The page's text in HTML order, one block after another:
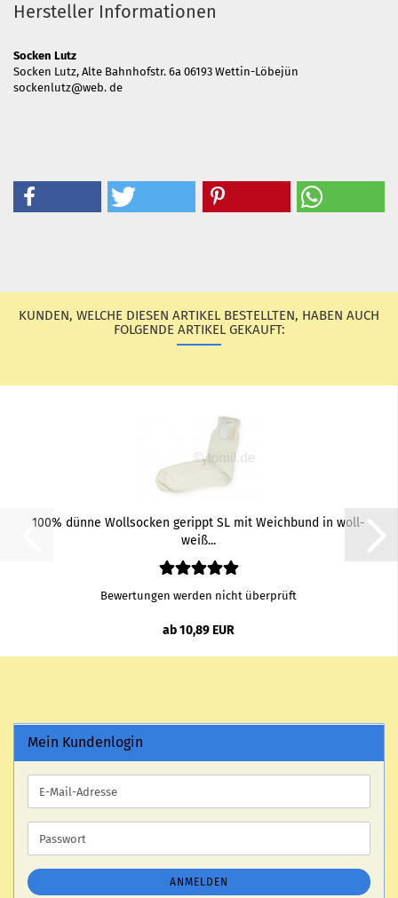
Hersteller Informationen
Socken Lutz
Socken Lutz, Alte Bahnhofstr. 6a 06193 Wettin-Löbejün
sockenlutz@web. de
KUNDEN, WELCHE DIESEN ARTIKEL BESTELLTEN, HABEN AUCH
FOLGENDE ARTIKEL GEKAUFT:
100% dünne Woll­so­cken ge­rippt SL mit Weich­bund in woll­
weiß...
Bewertungen werden nicht überprüft
ab 10,89 EUR
Mein Kundenlogin
E-
Mail-
Adresse
Passwort
ANMELDEN